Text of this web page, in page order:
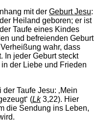
mit der Geburt Jesu:
Heiland geboren; er ist
Taufe eines Kindes
und befreienden Geburt
wahr, dass
In jeder Geburt steckt
der Liebe und Frieden
Taufe Jesu: ‚Mein
(Lk3,22). Hier
die Sendung ins Leben,